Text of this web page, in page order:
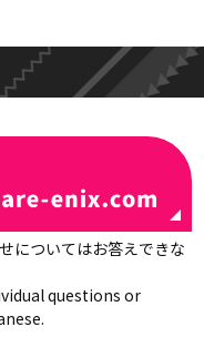
についてはお答えできな
questions or